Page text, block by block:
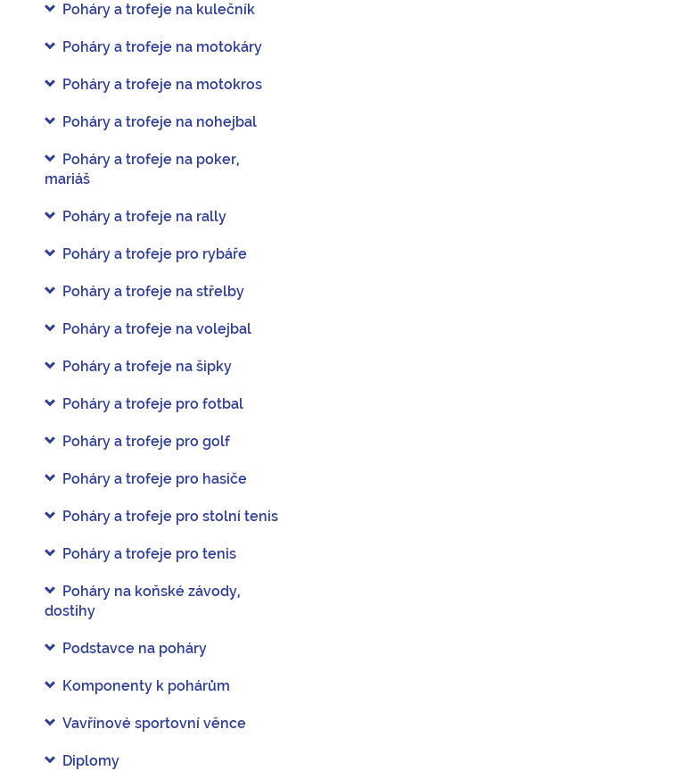
Poháry a trofeje na kulečník
Poháry a trofeje na motokáry
Poháry a trofeje na motokros
Poháry a trofeje na nohejbal
Poháry a trofeje na poker,
mariáš
Poháry a trofeje na rally
Poháry a trofeje pro rybáře
Poháry a trofeje na střelby
Poháry a trofeje na volejbal
Poháry a trofeje na šipky
Poháry a trofeje pro fotbal
Poháry a trofeje pro golf
Poháry a trofeje pro hasiče
Poháry a trofeje pro stolní tenis
Poháry a trofeje pro tenis
Poháry na koňské závody,
dostihy
Podstavce na poháry
Komponenty k pohárům
Vavřínové sportovní věnce
Diplomy